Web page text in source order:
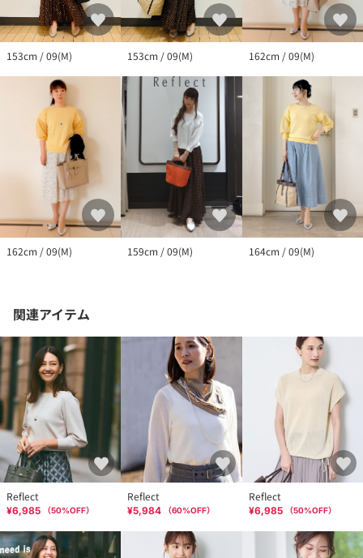
153cm / 09(M) 153cm / 09(M) 162cm / 09(M)
162cm / 09(M) 159cm / 09(M) 164cm / 09(M)
関連アイテム
Reflect
¥6,985 （50%OFF）
Reflect
¥5,984 （60%OFF）
Reflect
¥6,985 （50%OFF）